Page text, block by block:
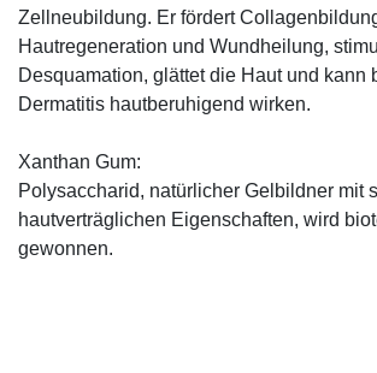
Zellneubildung. Er fördert
Hautregeneration und Wundheilung,
Desquamation, glättet die Haut und kann
Dermatitis hautberuhigend wirken.
Xanthan Gum:
Polysaccharid, natürlicher Gelbildner mit
hautverträglichen Eigenschaften, wird
gewonnen.